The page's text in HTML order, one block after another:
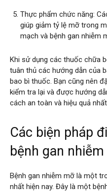
Thực phẩm chức năng:
giúp giảm tỷ lệ mỡ trong
mạch và bệnh gan nhiễm
Khi sử dụng các thuốc chữa
tuân thủ các hướng dẫn của
bao bì thuốc. Bạn cũng nên
kiểm tra lại và được hướng
cách an toàn và hiệu quả
Các biện pháp
bệnh gan
Bệnh gan nhiễm mỡ là một
nhất hiện nay. Đây là một